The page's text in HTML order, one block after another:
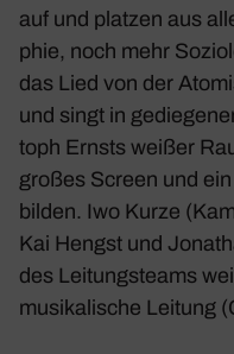
auf und platzen aus
phie, noch mehr
das Lied von der
und singt in
toph Ernsts weißer
großes Screen und
bilden. Iwo Kurze
Kai Hengst und
des Leitungs­teams
musi­ka­li­sche Leitung